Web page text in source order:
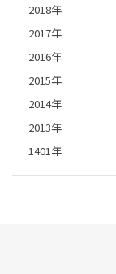
2018年
2017年
2016年
2015年
2014年
2013年
1401年